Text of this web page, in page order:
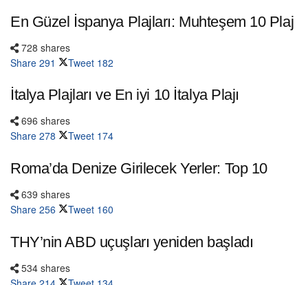
En Güzel İspanya Plajları: Muhteşem 10 Plaj
728 shares
Share 291 Tweet 182
İtalya Plajları ve En iyi 10 İtalya Plajı
696 shares
Share 278 Tweet 174
Roma’da Denize Girilecek Yerler: Top 10
639 shares
Share 256 Tweet 160
THY’nin ABD uçuşları yeniden başladı
534 shares